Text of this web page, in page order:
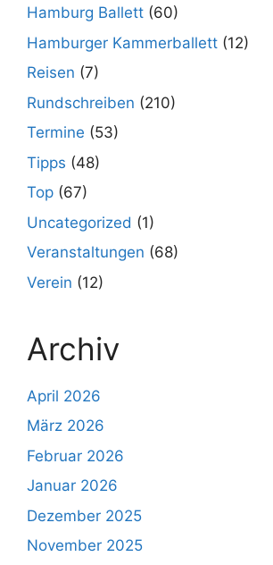
Hamburg Ballett (60)
Hamburger Kammerballett (12)
Reisen (7)
Rundschreiben (210)
Termine (53)
Tipps (48)
Top (67)
Uncategorized (1)
Veranstaltungen (68)
Verein (12)
Archiv
April 2026
März 2026
Februar 2026
Januar 2026
Dezember 2025
November 2025